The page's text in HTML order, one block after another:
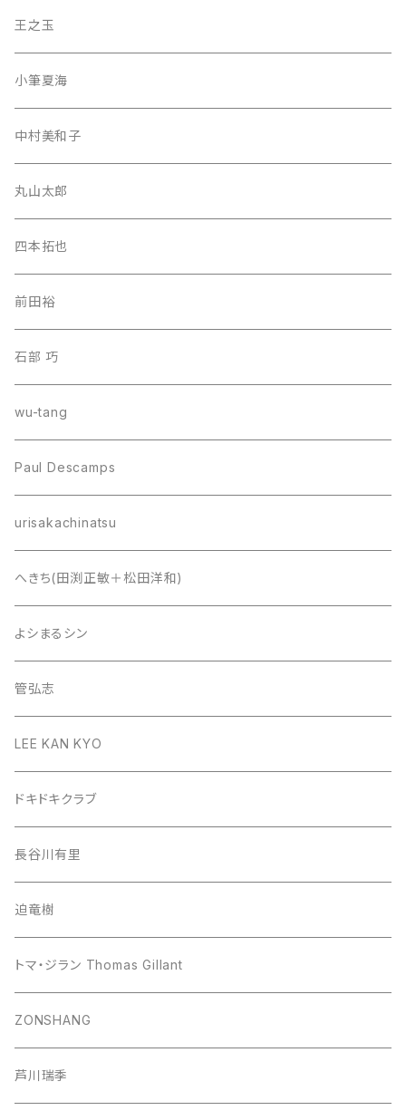
王之玉
小筆夏海
中村美和子
丸山太郎
四本拓也
前田裕
石部 巧
wu-tang
Paul Descamps
urisakachinatsu
へきち(田渕正敏＋松田洋和)
よシまるシン
管弘志
LEE KAN KYO
ドキドキクラブ
長谷川有里
迫竜樹
トマ・ジラン Thomas Gillant
ZONSHANG
芦川瑞季